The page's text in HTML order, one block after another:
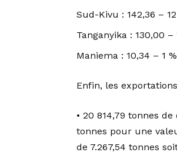
Sud-Kivu : 142,36 –
Tanganyika : 130,00 –
Maniema : 10,34 – 1 %
Enfin, les
• 20 814,79 tonnes
tonnes pour une
de 7.267,54 tonnes